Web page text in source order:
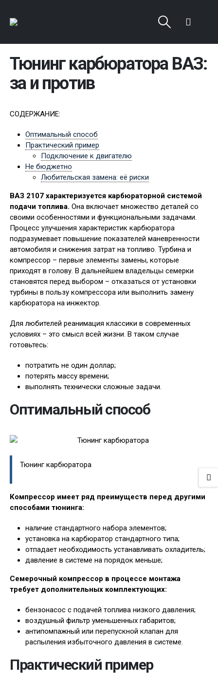
Тюнинг карбюратора ВАЗ:
за и против
СОДЕРЖАНИЕ:
Оптимальный способ
Практический пример
Подключение к двигателю
Не бюджетно
Любительская замена: её риски
ВАЗ 2107 характеризуется карбюраторной системой
подачи топлива. Она включает множество деталей со
своими особенностями и функциональными задачами.
Процесс улучшения характеристик карбюратора
подразумевает повышение показателей маневренности
автомобиля и снижения затрат на топливо. Турбина и
компрессор – первые элементы замены, которые
приходят в голову. В дальнейшем владельцы семерки
становятся перед выбором – отказаться от установки
турбины в пользу компрессора или выполнить замену
карбюратора на инжектор.
Для любителей реанимация классики в современных
условиях – это смысл всей жизни. В таком случае
готовьтесь:
потратить не один доллар;
потерять массу времени;
выполнять технически сложные задачи.
Оптимальный способ
Тюнинг карбюратора
Компрессор имеет ряд преимуществ перед другими
способами тюнинга:
наличие стандартного набора элементов;
установка на карбюратор стандартного типа;
отпадает необходимость устанавливать охладитель;
давление в системе на порядок меньше;
Семерочный компрессор в процессе монтажа
требует дополнительных комплектующих:
бензонасос с подачей топлива низкого давления;
воздушный фильтр уменьшенных габаритов;
антипомпажный или перепускной клапан для
распыления избыточного давления в системе.
Практический пример